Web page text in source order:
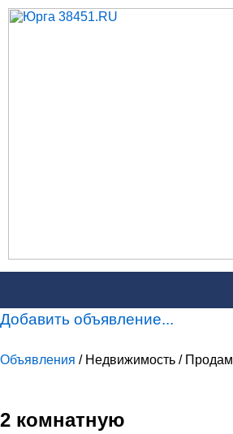
Добавить объявление...
Объявления / Недвижимость / Продам
2 комнатную